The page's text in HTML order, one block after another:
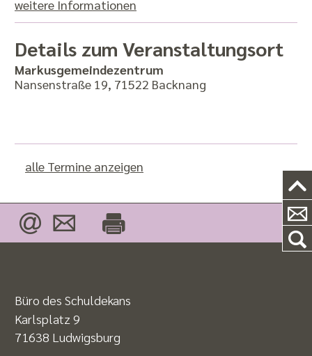
weitere Informationen
Details zum Veranstaltungsort
Markusgemeindezentrum
Nansenstraße 19, 71522 Backnang
alle Termine anzeigen
Büro des Schuldekans
Karlsplatz 9
71638 Ludwigsburg